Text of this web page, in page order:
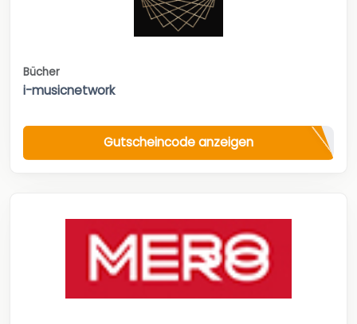
Bücher
i-musicnetwork
Gutscheincode anzeigen